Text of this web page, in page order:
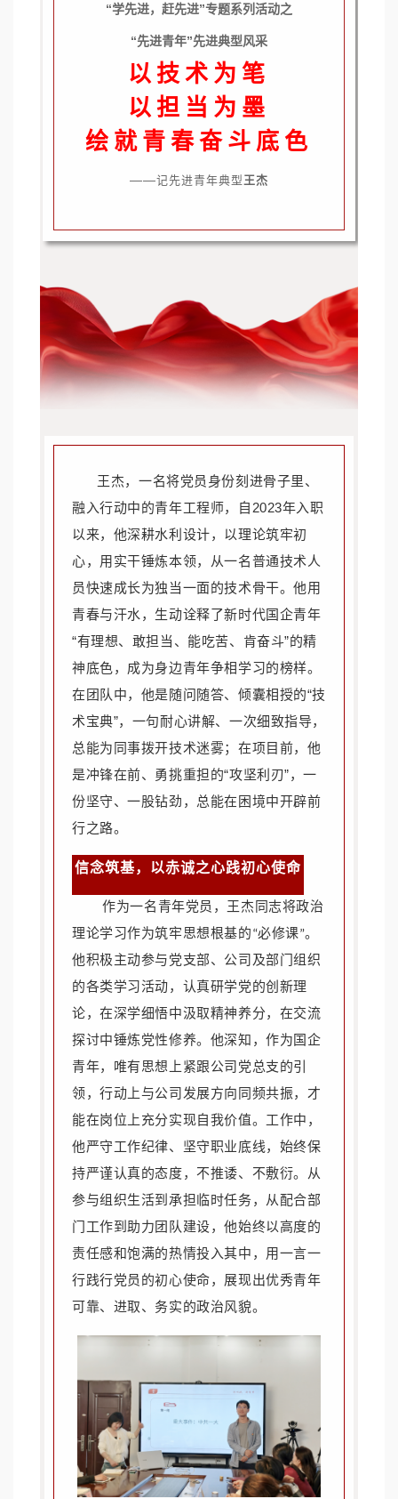
“学先进，赶先进”专题系列活动之
“先进青年”先进典型风采
以技术为笔
以担当为墨
绘就青春奋斗底色
——记先进青年典型 王杰
王杰，一名将党员身份刻进骨子里、
融入行动中的青年工程师，自2023年入职
以来，他深耕水利设计，以理论筑牢初
心，用实干锤炼本领，从一名普通技术人
员快速成长为独当一面的技术骨干。他用
青春与汗水，生动诠释了新时代国企青年
“有理想、敢担当、能吃苦、肯奋斗”的精
神底色，成为身边青年争相学习的榜样。
在团队中，他是随问随答、倾囊相授的“技
术宝典”，一句耐心讲解、一次细致指导，
总能为同事拨开技术迷雾；在项目前，他
是冲锋在前、勇挑重担的“攻坚利刃”，一
份坚守、一股钻劲，总能在困境中开辟前
行之路。
信念筑基，以赤诚之心践初心使命
作为一名青年党员，王杰同志将政治
理论学习作为筑牢思想根基的“必修课”。
他积极主动参与党支部、公司及部门组织
的各类学习活动，认真研学党的创新理
论，在深学细悟中汲取精神养分，在交流
探讨中锤炼党性修养。他深知，作为国企
青年，唯有思想上紧跟公司党总支的引
领，行动上与公司发展方向同频共振，才
能在岗位上充分实现自我价值。工作中，
他严守工作纪律、坚守职业底线，始终保
持严谨认真的态度，不推诿、不敷衍。从
参与组织生活到承担临时任务，从配合部
门工作到助力团队建设，他始终以高度的
责任感和饱满的热情投入其中，用一言一
行践行党员的初心使命，展现出优秀青年
可靠、进取、务实的政治风貌。